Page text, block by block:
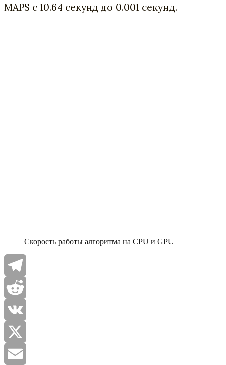
MAPS с 10.64 секунд до 0.001 секунд.
Скорость работы алгоритма на CPU и GPU
Telegram
Reddit
VK
X